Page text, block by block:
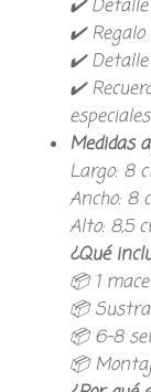
​✔️ Detalle
​✔️ Regalo
​✔️ Detalle
​✔️
especiales​
Medidas
​Largo: 8
​Ancho: 8
​Alto: 8,5
¿Qué
​📦 1
​📦
​📦 6-8
​📦